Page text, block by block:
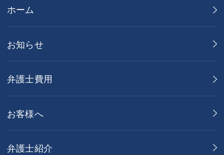
ホーム
お知らせ
弁護士費用
お客様へ
弁護士紹介